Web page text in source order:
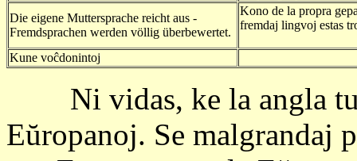
Die eigene Muttersprache reicht aus -
Fremdsprachen werden völlig überbewertet.
Kono de la propra
fremdaj lingvoj estas
Kune voĉdonintoj
Ni vidas, ke la angla
Eŭropanoj. Se malgrandaj